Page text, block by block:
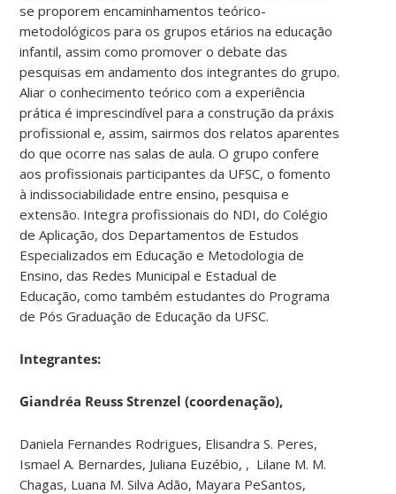
se proporem encaminhamentos teórico-
metodológicos para os grupos etários na educação
infantil, assim como promover o debate das
pesquisas em andamento dos integrantes do grupo.
Aliar o conhecimento teórico com a experiência
prática é imprescindível para a construção da práxis
profissional e, assim, sairmos dos relatos aparentes
do que ocorre nas salas de aula. O grupo confere
aos profissionais participantes da UFSC, o fomento
à indissociabilidade entre ensino, pesquisa e
extensão. Integra profissionais do NDI, do Colégio
de Aplicação, dos Departamentos de Estudos
Especializados em Educação e Metodologia de
Ensino, das Redes Municipal e Estadual de
Educação, como também estudantes do Programa
de Pós Graduação de Educação da UFSC.
Integrantes:
Giandréa Reuss Strenzel (coordenação),
Daniela Fernandes Rodrigues, Elisandra S. Peres,
Ismael A. Bernardes, Juliana Euzébio, , Lilane M. M.
Chagas, Luana M. Silva Adão, Mayara PeSantos,